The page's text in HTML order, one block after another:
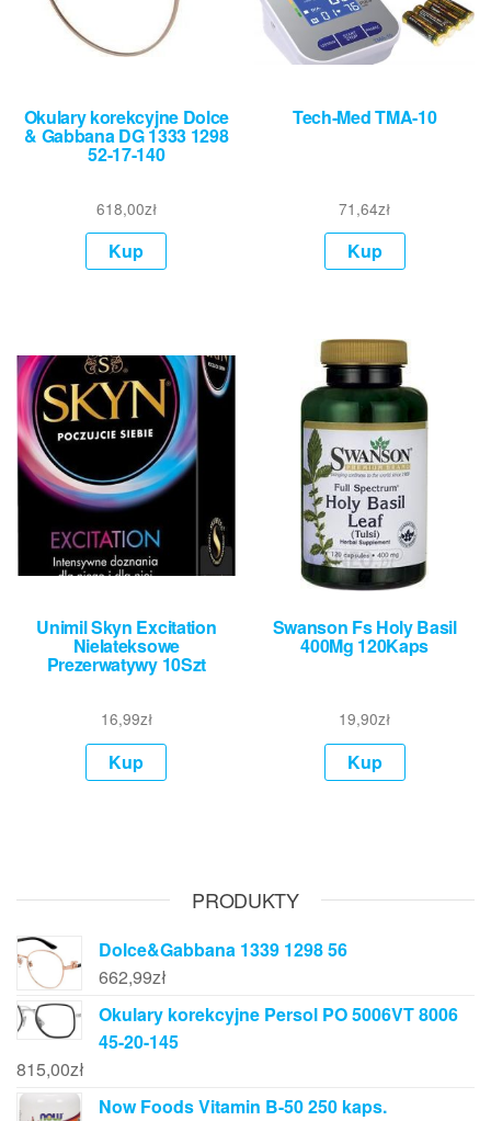
Okulary korekcyjne Dolce
& Gabbana DG 1333 1298
52-17-140
618,00zł
Kup
Tech-Med TMA-10
71,64zł
Kup
Unimil Skyn Excitation
Nielateksowe
Prezerwatywy 10Szt
16,99zł
Kup
Swanson Fs Holy Basil
400Mg 120Kaps
19,90zł
Kup
PRODUKTY
Dolce&Gabbana 1339 1298 56
662,99zł
Okulary korekcyjne Persol PO 5006VT 8006
45-20-145
815,00zł
Now Foods Vitamin B-50 250 kaps.